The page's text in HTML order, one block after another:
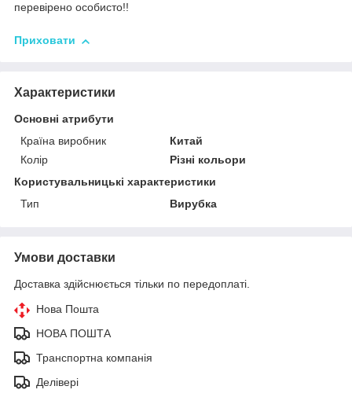
перевірено особисто!!
Приховати
Характеристики
Основні атрибути
Країна виробник
Китай
Колір
Різні кольори
Користувальницькі характеристики
Тип
Вирубка
Умови доставки
Доставка здійснюється тільки по передоплаті.
Нова Пошта
НОВА ПОШТА
Транспортна компанія
Делівері